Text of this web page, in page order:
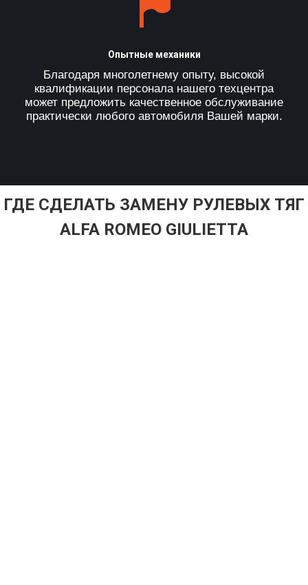
Опытные механики
Благодаря многолетнему опыту, высокой
квалификации персонала нашего техцентра
может предложить качественное обслуживание
практически любого автомобиля Вашей марки.
ГДЕ СДЕЛАТЬ ЗАМЕНУ РУЛЕВЫХ ТЯГ
ALFA ROMEO GIULIETTA